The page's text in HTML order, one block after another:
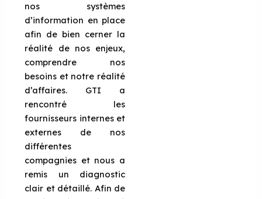
nos systèmes
d’information en place
afin de bien cerner la
réalité de nos enjeux,
comprendre nos
besoins et notre réalité
d’affaires. GTI a
rencontré les
fournisseurs internes et
externes de nos
différentes
compagnies et nous a
remis un diagnostic
clair et détaillé. Afin de